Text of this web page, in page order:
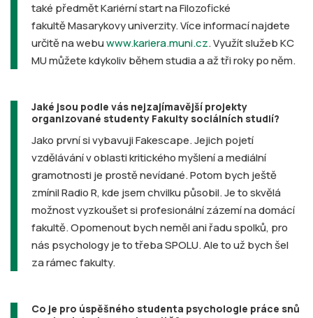
také předmět Kariérní start na Filozofické
fakultě Masarykovy univerzity. Více informací najdete
určitě na webuwww.kariera.muni.cz. Využít služeb KC
MU můžete kdykoliv během studia a až tři roky po něm.
Jaké jsou podle vás nejzajímavější projekty
organizované studenty Fakulty sociálních studií?
Jako první si vybavuji Fakescape. Jejich pojetí
vzdělávání v oblasti kritického myšlení a mediální
gramotnosti je prostě nevídané. Potom bych ještě
zmínil Radio R, kde jsem chvilku působil. Je to skvělá
možnost vyzkoušet si profesionální zázemí na domácí
fakultě. Opomenout bych neměl ani řadu spolků, pro
nás psychology je to třeba SPOLU. Ale to už bych šel
za rámec fakulty.
Co je pro úspěšného studenta psychologie práce snů